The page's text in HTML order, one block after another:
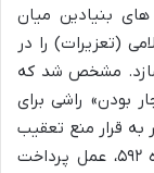
۷/۹۸/۳۴۲ که تفاوت های بنیادین میان
مجازات اسلامی (تعزیرات) را در
مشخص شد که
بودن» راشی برای
قرار منع تعقیب
یا حکم برائت می گردد. در حالی که در تبصره ۵۹۲، عمل پرداخت